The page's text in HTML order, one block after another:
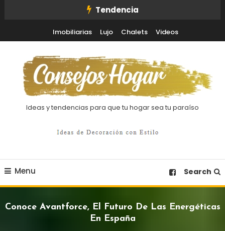
Tendencia
Imobiliarias Lujo Chalets Videos
Ideas y tendencias para que tu hogar sea tu paraíso
Menu Search
Conoce Avantforce, El Futuro De Las Energéticas
En España